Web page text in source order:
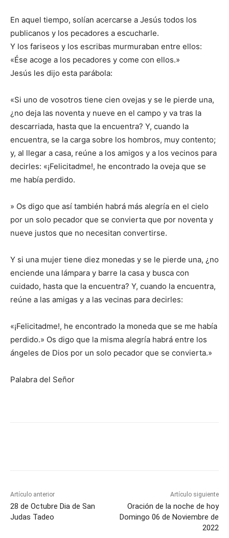
En aquel tiempo, solían acercarse a Jesús todos los
publicanos y los pecadores a escucharle.
Y los fariseos y los escribas murmuraban entre ellos:
«Ése acoge a los pecadores y come con ellos.»
Jesús les dijo esta parábola:
«Si uno de vosotros tiene cien ovejas y se le pierde una,
¿no deja las noventa y nueve en el campo y va tras la
descarriada, hasta que la encuentra? Y, cuando la
encuentra, se la carga sobre los hombros, muy contento;
y, al llegar a casa, reúne a los amigos y a los vecinos para
decirles: «¡Felicitadme!, he encontrado la oveja que se
me había perdido.
» Os digo que así también habrá más alegría en el cielo
por un solo pecador que se convierta que por noventa y
nueve justos que no necesitan convertirse.
Y si una mujer tiene diez monedas y se le pierde una, ¿no
enciende una lámpara y barre la casa y busca con
cuidado, hasta que la encuentra? Y, cuando la encuentra,
reúne a las amigas y a las vecinas para decirles:
«¡Felicitadme!, he encontrado la moneda que se me había
perdido.» Os digo que la misma alegría habrá entre los
ángeles de Dios por un solo pecador que se convierta.»
Palabra del Señor
Artículo anterior
28 de Octubre Dia de San
Judas Tadeo
Artículo siguiente
Oración de la noche de hoy
Domingo 06 de Noviembre de
2022